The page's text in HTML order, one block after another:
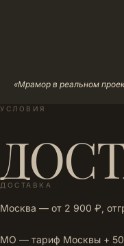
«Мрамор в реальном
УСЛОВИЯ
ДОСТАВКА
Москва — от 2 900 ₽,
МО — тариф Москвы +